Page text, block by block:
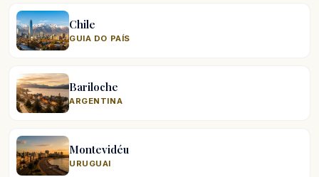
Chile
GUIA DO PAÍS
Bariloche
ARGENTINA
Montevidéu
URUGUAI